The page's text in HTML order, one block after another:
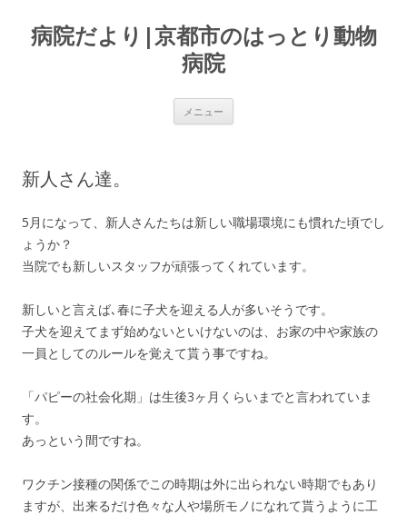
病院だより|京都市のはっとり動物
病院
メニュー
新人さん達。
5月になって、新人さんたちは新しい職場環境にも慣れた頃でし
ょうか？
当院でも新しいスタッフが頑張ってくれています。
新しいと言えば､春に子犬を迎える人が多いそうです。
子犬を迎えてまず始めないといけないのは、お家の中や家族の
一員としてのルールを覚えて貰う事ですね。
「パピーの社会化期」は生後3ヶ月くらいまでと言われていま
す。
あっという間ですね。
ワクチン接種の関係でこの時期は外に出られない時期でもあり
ますが、出来るだけ色々な人や場所モノになれて貰うように工